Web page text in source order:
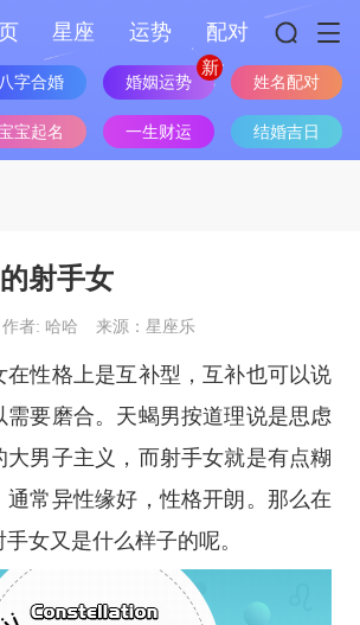
星座 运势 配对
八字合婚 婚姻运势 姓名配对
宝起名 一生财运 结婚吉日
射手女
作者: 哈哈 来源：星座乐
在性格上是互补型，互补也可以说
需要磨合。天蝎男按道理说是思虑
大男子主义，而射手女就是有点糊
通常异性缘好，性格开朗。那么在
女又是什么样子的呢。